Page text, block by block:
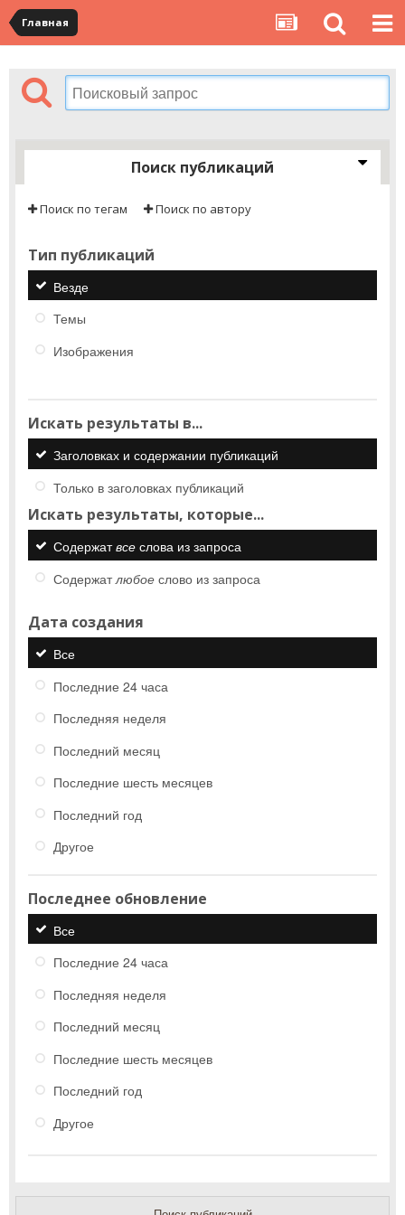
Главная
Поиск публикаций
Поиск по тегам Поиск по автору
Тип публикаций
Везде
Темы
Изображения
Искать результаты в...
Заголовках и содержании публикаций
Только в заголовках публикаций
Искать результаты, которые...
Содержатвсе слова из запроса
Содержатлюбое слово из запроса
Дата создания
Все
Последние 24 часа
Последняя неделя
Последний месяц
Последние шесть месяцев
Последний год
Другое
Последнее обновление
Все
Последние 24 часа
Последняя неделя
Последний месяц
Последние шесть месяцев
Последний год
Другое